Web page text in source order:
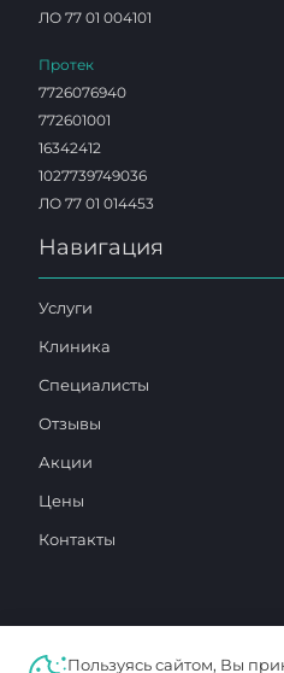
ЛО 77 01 004101
Протек
7726076940
772601001
16342412
1027739749036
ЛО 77 01 014453
Навигация
Услуги
Клиника
Специалисты
Отзывы
Акции
Цены
Контакты
Пользуясь сайтом, Вы